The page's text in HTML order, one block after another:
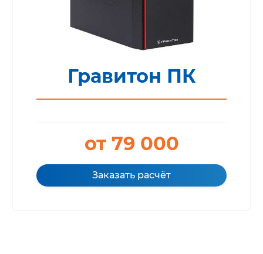
Гравитон ПК
от 79 000
Заказать расчёт